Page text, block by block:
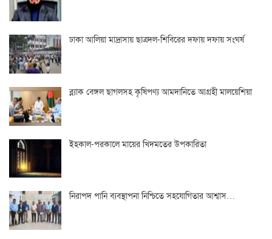
ঢাকা আলিয়া মাদ্রাসায় ছাত্রদল-শিবিরের দফায় দফায় সংঘর্ষ
ব্ল্যাক বেঙ্গল ছাগলসহ কৃষিপণ্য আমদানিতে আগ্রহী মালয়েশিয়া
ইহকাল-পরকালে মায়ের খিদমতের উপকারিতা
নিরাপদ পানি ব্যবস্থাপনা নিশ্চিতে সহযোগিতার আশ্বাস…